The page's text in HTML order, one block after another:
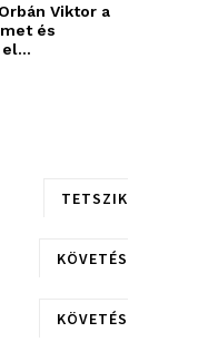
Viktor a
és
TETSZIK
KÖVETÉS
KÖVETÉS